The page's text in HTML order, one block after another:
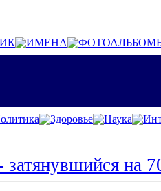
ИМЕНА
Здоровье Наука
на